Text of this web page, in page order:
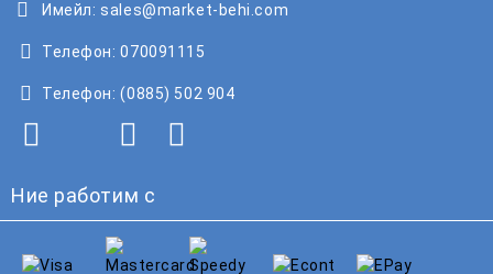
Имейл: sales@market-behi.com
Телефон: 070091115
Телефон: (0885) 502 904
Ние работим с